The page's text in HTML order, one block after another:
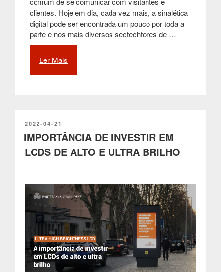
clientes. Hoje em dia, cada vez mais, a sinalética
digital pode ser encontrada um pouco por toda a
parte e nos mais diversos sectechtores de …
Ler Mais
negócio”
PUBLICADO
EM
2022-04-21
IMPORTÂNCIA DE INVESTIR EM
LCDS DE ALTO E ULTRA BRILHO